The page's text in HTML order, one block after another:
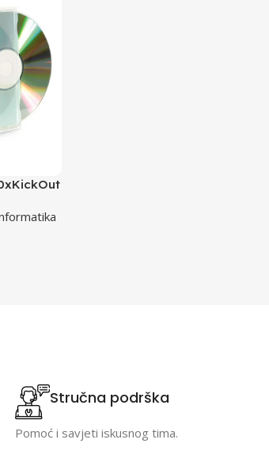
Stručna podrška
Pomoć i savjeti iskusnog tima.